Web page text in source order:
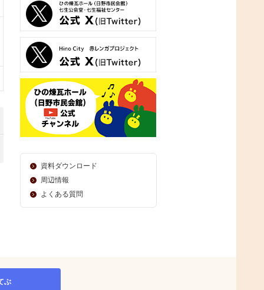
資料ダウンロード
周辺情報
よくある質問
ぶ